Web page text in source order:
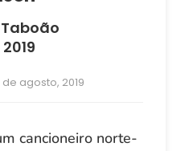
agosto, 2019
cancioneiro norte-